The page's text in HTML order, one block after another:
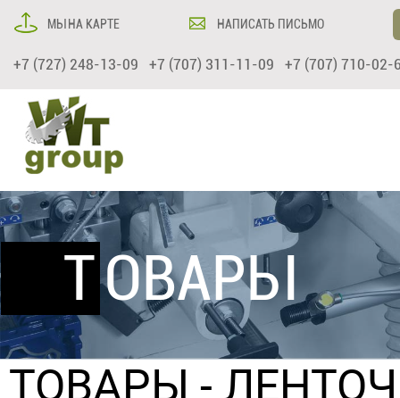
МЫ НА КАРТЕ НАПИСАТЬ ПИСЬМО
+7 (727) 248-13-09 +7 (707) 311-11-09 +7 (707) 710-02-
ТОВАРЫ
ТОВАРЫ -